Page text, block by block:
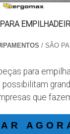
/ SÃO
para
que
fundamentais